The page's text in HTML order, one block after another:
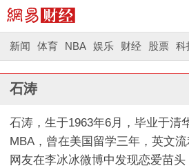
新闻 体育 NBA 娱乐 财经 股票 科
石涛
石涛，生于1963年6月，毕业于清
MBA，曾在美国留学三年，英文流
网友在李冰冰微博中发现恋爱苗头